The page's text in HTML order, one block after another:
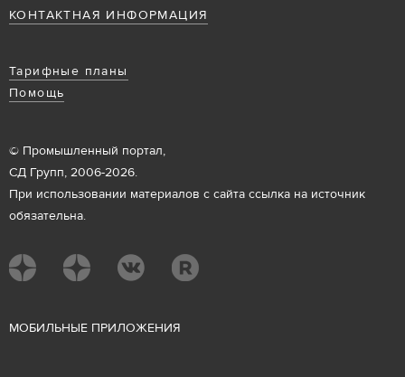
КОНТАКТНАЯ ИНФОРМАЦИЯ
Тарифные планы
Помощь
© Промышленный портал,
СД Групп, 2006-2026.
При использовании материалов с сайта ссылка на источник
обязательна.
МОБИЛЬНЫЕ ПРИЛОЖЕНИЯ